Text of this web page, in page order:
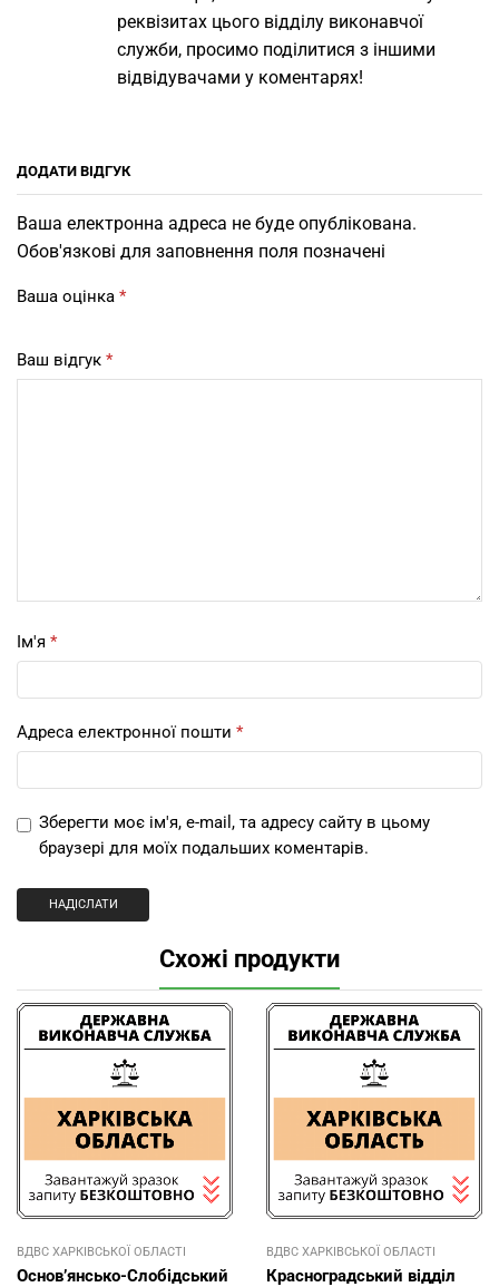
реквізитах цього відділу виконавчої
служби, просимо поділитися з іншими
відвідувачами у коментарях!
ДОДАТИ ВІДГУК
Ваша електронна адреса не буде опублікована.
Обов'язкові для заповнення поля позначені
Ваша оцінка *
Ваш відгук *
Ім'я *
Адреса електронної пошти *
Зберегти моє ім'я, e-mail, та адресу сайту в цьому
браузері для моїх подальших коментарів.
Схожі продукти
ВДВС ХАРКІВСЬКОЇ ОБЛАСТІ
Основ’янсько-Слобідський
ВДВС ХАРКІВСЬКОЇ ОБЛАСТІ
Красноградський відділ